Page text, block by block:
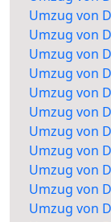
Umzug von
Umzug von
Umzug von
Umzug von
Umzug von
Umzug von
Umzug von
Umzug von
Umzug von
Umzug von
Umzug von